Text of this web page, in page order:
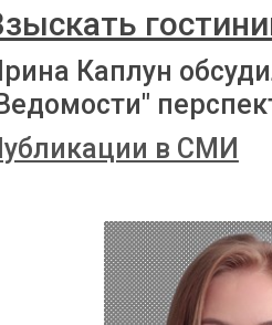
Каплун
в СМИ